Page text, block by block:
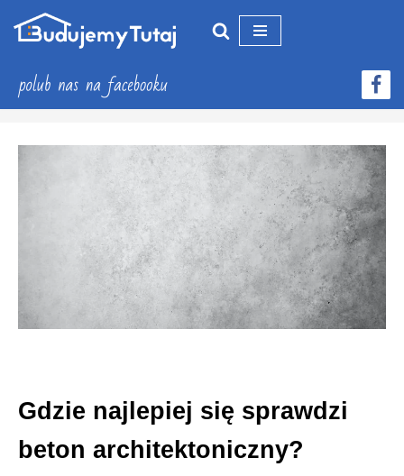
treści
Gdzie najlepiej się sprawdzi
beton architektoniczny?